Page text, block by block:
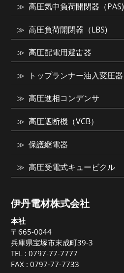
伊丹電材株式会社
本社
〒665-0044
兵庫県宝塚市末成町39-3
TEL :0797-77-7777
FAX : 0797-77-7733
高圧気中負荷開閉器（PAS)
高圧負荷開閉器（LBS)
高圧配電用避雷器
トップランナー油入変圧器
高圧進相コンデンサ
高圧遮断機（VCB）
保護継電器
高圧受電式キュービクル